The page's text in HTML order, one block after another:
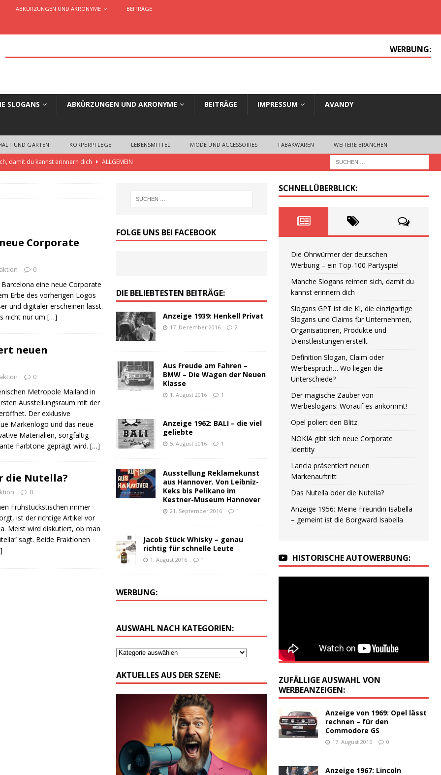
ABKÜRZUNGEN UND AKRONYME BEITRÄGE
WERBUNG:
SLOGANS ABKÜRZUNGEN UND AKRONYME BEITRÄGE IMPRESSUM AVANDY
UND GARTEN KÖRPERPFLEGE LEBENSMITTEL MODE UND ACCESSOIRES TABAKWAREN WEITERE BRANCHEN
damit du kannst erinnern dich
ALLGEMEIN
ALLGEMEIN
Werbung – ein Top-100 Partyspiel
Corporate
0
eine neue Corporate
Erbe des vorherigen Logos
und digitaler erscheinen lässt.
nicht nur um […]
neuen
0
Metropole Mailand in
Ausstellungsraum mit der
Der exklusive
Markenlogo und das neue
Materialien, sorgfältig
Farbtöne geprägt wird. […]
die Nutella?
0
Frühstückstischen immer
ist der richtige Artikel vor
Meist wird diskutiert, ob man
sagt. Beide Fraktionen
FOLGE UNS BEI FACEBOOK
DIE BELIEBTESTEN BEITRÄGE:
Anzeige 1939: Henkell Privat
17. Dezember 2016 2
Aus Freude am Fahren –
BMW – Die Wagen der Neuen
Klasse
1. August 2016 1
Anzeige 1962: BALI – die viel
geliebte
5. August 2016 1
Ausstellung Reklamekunst
aus Hannover. Von Leibniz-
Keks bis Pelikano im
Kestner-Museum Hannover
21. September 2016 1
Jacob Stück Whisky – genau
richtig für schnelle Leute
1. August 2016 1
WERBUNG:
AUSWAHL NACH KATEGORIEN:
AKTUELLES AUS DER SZENE:
SCHNELLÜBERBLICK:
Die Ohrwürmer der deutschen
Werbung – ein Top-100 Partyspiel
Manche Slogans reimen sich, damit du
kannst erinnern dich
Slogans GPT ist die KI, die einzigartige
Slogans und Claims für Unternehmen,
Organisationen, Produkte und
Dienstleistungen erstellt
Definition Slogan, Claim oder
Werbespruch… Wo liegen die
Unterschiede?
Der magische Zauber von
Werbeslogans: Worauf es ankommt!
Opel poliert den Blitz
NOKIA gibt sich neue Corporate
Identity
Lancia präsentiert neuen
Markenauftritt
Das Nutella oder die Nutella?
Anzeige 1956: Meine Freundin Isabella
– gemeint ist die Borgward Isabella
HISTORISCHE AUTOWERBUNG:
ZUFÄLLIGE AUSWAHL VON
WERBEANZEIGEN:
Anzeige von 1969: Opel lässt
rechnen – für den
Commodore GS
17. August 2016 0
Anzeige 1967: Lincoln